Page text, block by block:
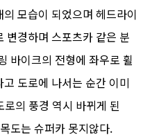
모습이 되었으며 헤드라이
변경하며 스포츠카 같은 분
바이크의 전형에 좌우로 휠
도로에 나서는 순간 이미
의 풍경 역시 바뀌게 된
도는 슈퍼카 못지않다.